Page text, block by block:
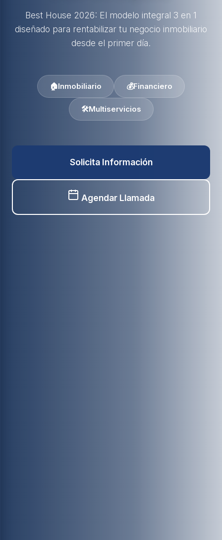
Best House 2026: El modelo integral 3 en 1
diseñado para rentabilizar tu negocio inmobiliario
desde el primer día.
🏠Inmobiliario 💰Financiero
🛠️Multiservicios
Solicita Información
Agendar Llamada